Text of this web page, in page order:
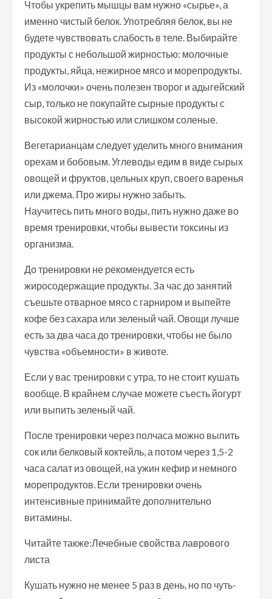
Чтобы укрепить мышцы вам нужно «сырье», а
именно чистый белок. Употребляя белок, вы не
будете чувствовать слабость в теле. Выбирайте
продукты с небольшой жирностью: молочные
продукты, яйца, нежирное мясо и морепродукты.
Из «молочки» очень полезен творог и адыгейский
сыр, только не покупайте сырные продукты с
высокой жирностью или слишком соленые.
Вегетарианцам следует уделить много внимания
орехам и бобовым. Углеводы едим в виде сырых
овощей и фруктов, цельных круп, своего варенья
или джема. Про жиры нужно забыть.
Научитесь пить много воды, пить нужно даже во
время тренировки, чтобы вывести токсины из
организма.
До тренировки не рекомендуется есть
жиросодержащие продукты. За час до занятий
съешьте отварное мясо с гарниром и выпейте
кофе без сахара или зеленый чай. Овощи лучше
есть за два часа до тренировки, чтобы не было
чувства «объемности» в животе.
Если у вас тренировки с утра, то не стоит кушать
вообще. В крайнем случае можете съесть йогурт
или выпить зеленый чай.
После тренировки через полчаса можно выпить
сок или белковый коктейль, а потом через 1,5-2
часа салат из овощей, на ужин кефир и немного
морепродуктов. Если тренировки очень
интенсивные принимайте дополнительно
витамины.
Читайте также:Лечебные свойства лаврового
листа
Кушать нужно не менее 5 раз в день, но по чуть-